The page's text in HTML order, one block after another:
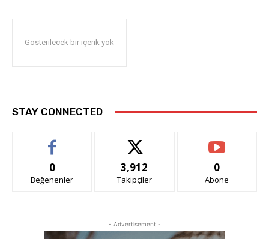
Gösterilecek bir içerik yok
STAY CONNECTED
0
Beğenenler
3,912
Takipçiler
0
Abone
- Advertisement -